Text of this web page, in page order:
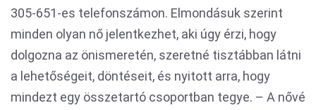
305-651-es telefonszámon. Elmondásuk szerint
minden olyan nő jelentkezhet, aki úgy érzi, hogy
dolgozna az önismeretén, szeretné tisztábban látni
a lehetőségeit, döntéseit, és nyitott arra, hogy
mindezt egy összetartó csoportban tegye. – A nővé